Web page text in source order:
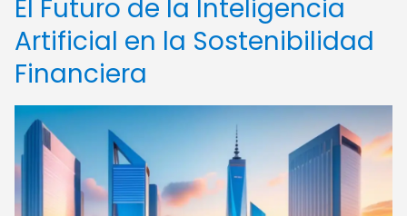
El Futuro de la Inteligencia
Artificial en la Sostenibilidad
Financiera